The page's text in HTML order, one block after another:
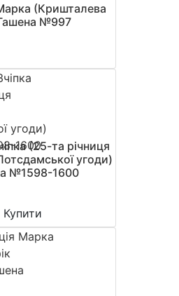
(Кришталева
№997
(25-та річниця
угоди)
№1598-1600
Купити